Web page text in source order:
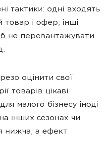
тактики: одні входять
і офер; інші
не перевантажувати
оцінити свої
товарів цікаві
малого бізнесу іноді
інших сезонах чи
нижча, а ефект